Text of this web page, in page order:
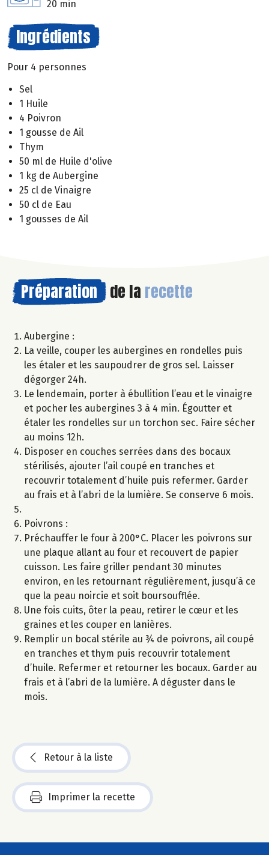
20 min
Ingrédients
Pour 4 personnes
Sel
1 Huile
4 Poivron
1 gousse de Ail
Thym
50 ml de Huile d'olive
1 kg de Aubergine
25 cl de Vinaigre
50 cl de Eau
1 gousses de Ail
Préparation de la recette
Aubergine :
La veille, couper les aubergines en rondelles puis
les étaler et les saupoudrer de gros sel. Laisser
dégorger 24h.
Le lendemain, porter à ébullition l’eau et le vinaigre
et pocher les aubergines 3 à 4 min. Égoutter et
étaler les rondelles sur un torchon sec. Faire sécher
au moins 12h.
Disposer en couches serrées dans des bocaux
stérilisés, ajouter l’ail coupé en tranches et
recouvrir totalement d’huile puis refermer. Garder
au frais et à l’abri de la lumière. Se conserve 6 mois.
Poivrons :
Préchauffer le four à 200°C. Placer les poivrons sur
une plaque allant au four et recouvert de papier
cuisson. Les faire griller pendant 30 minutes
environ, en les retournant régulièrement, jusqu’à ce
que la peau noircie et soit boursoufflée.
Une fois cuits, ôter la peau, retirer le cœur et les
graines et les couper en lanières.
Remplir un bocal stérile au ¾ de poivrons, ail coupé
en tranches et thym puis recouvrir totalement
d’huile. Refermer et retourner les bocaux. Garder au
frais et à l’abri de la lumière. A déguster dans le
mois.
Retour à la liste
Imprimer la recette